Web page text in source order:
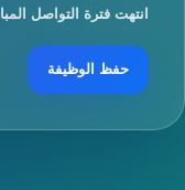
انتهت فترة التواصل
حفظ الوظيفة